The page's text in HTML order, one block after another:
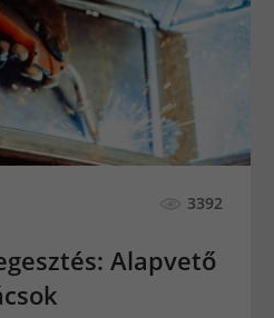
3392
Alapvető